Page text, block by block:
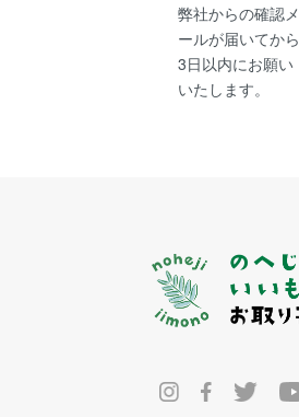
弊社からの確認メ
ールが届いてから
3日以内にお願い
いたします。